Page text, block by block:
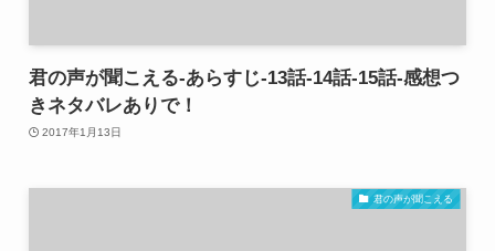
君の声が聞こえる-あらすじ-13話-14話-15話-感想つ
きネタバレありで！
2017年1月13日
君の声が聞こえる